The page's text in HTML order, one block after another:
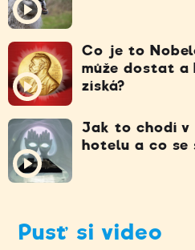
Co je to
může dostat a
získá?
Jak to chodí v
hotelu a co se
Pusť si video